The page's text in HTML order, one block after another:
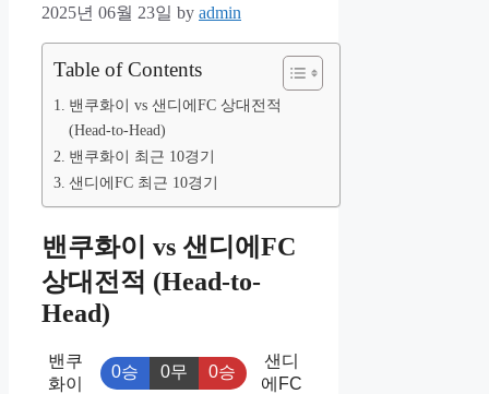
2025년 06월 23일 by admin
Table of Contents
밴쿠화이 vs 샌디에FC 상대전적
(Head-to-Head)
밴쿠화이 최근 10경기
샌디에FC 최근 10경기
밴쿠화이 vs 샌디에FC
상대전적 (Head-to-
Head)
밴쿠
화이
0승 0무 0승
샌디
에FC